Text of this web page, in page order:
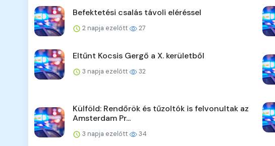
Befektetési csalás távoli eléréssel
2 napja ezelőtt 27
Eltűnt Kocsis Gergő a X. kerületből
3 napja ezelőtt 32
Külföld: Rendőrök és tűzoltók is felvonultak az
Amsterdam Pr...
3 napja ezelőtt 34